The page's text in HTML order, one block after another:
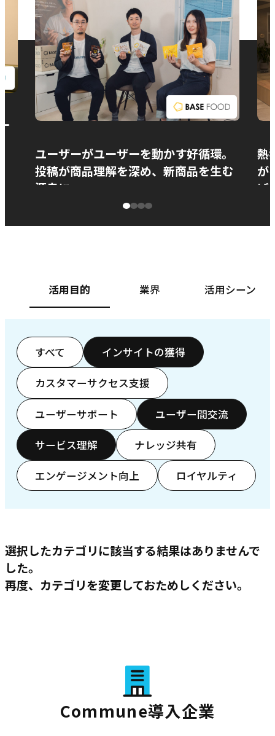
ユーザーがユーザーを動かす好循環。
投稿が商品理解を深め、新商品を生む
源泉に
熱
が
ぱ
活用目的 業界 活用シーン
すべて インサイトの獲得
カスタマーサクセス支援
ユーザーサポート ユーザー間交流
サービス理解 ナレッジ共有
エンゲージメント向上 ロイヤルティ
選択したカテゴリに該当する結果はありませんで
した。
再度、カテゴリを変更しておためしください。
Commune導入企業